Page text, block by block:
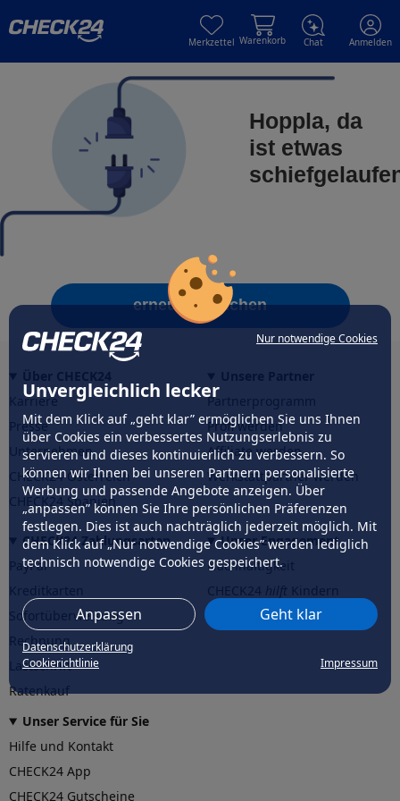
Nur notwendige Cookies
Unvergleichlich lecker
Mit dem Klick auf „geht klar” ermöglichen Sie uns Ihnen
über Cookies ein verbessertes Nutzungserlebnis zu
servieren und dieses kontinuierlich zu verbessern. So
können wir Ihnen bei unseren Partnern personalisierte
Werbung und passende Angebote anzeigen. Über
„anpassen” können Sie Ihre persönlichen Präferenzen
festlegen. Dies ist auch nachträglich jederzeit möglich. Mit
dem Klick auf „Nur notwendige Cookies” werden lediglich
technisch notwendige Cookies gespeichert.
Anpassen Geht klar
Datenschutzerklärung
Cookierichtlinie
Impressum
Merkzettel Warenkorb Chat Anmelden
Hoppla, da
ist etwas
erneut versuchen
Karriere
Presse
Unternehmen
CHECK24 Österreich
CHECK24 Spanien
Partnerprogramm
Profi werden
Affiliate werden
Werkstattpartner werden
CHECK24 Zahlungsarten
PayPal
Sofortüberweisung
Rechnung
Lastschrift
Ratenkauf
Unser Engagement
Nachhaltigkeit
CHECK24hilftder Natur
Unser Service für Sie
Hilfe und Kontakt
CHECK24 App
CHECK24 Gutscheine